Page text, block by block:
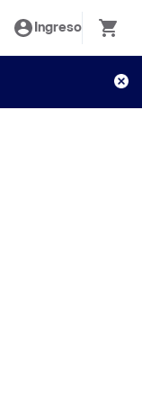
Ingreso